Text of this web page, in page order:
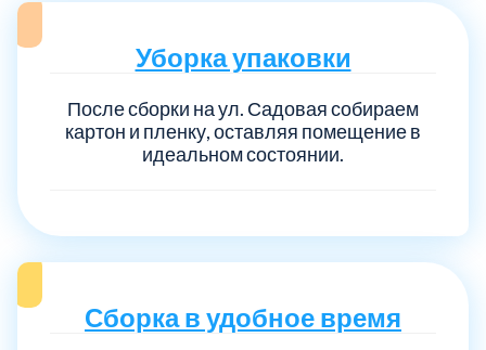
Уборка упаковки
После сборки на ул. Садовая собираем
картон и пленку, оставляя помещение в
идеальном состоянии.
Сборка в удобное время